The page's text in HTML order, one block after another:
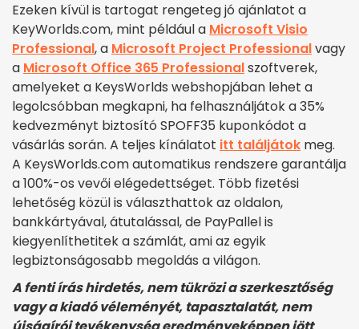
Ezeken kívül is tartogat rengeteg jó ajánlatot a
KeyWorlds.com, mint például a Microsoft Visio
Professional, a Microsoft Project Professionalvagy
a Microsoft Office 365 Professionalszoftverek,
amelyeket a KeysWorlds webshopjában lehet a
legolcsóbban megkapni, ha felhasználjátok a 35%
kedvezményt biztosító SPOFF35 kuponkódot a
vásárlás során. A teljes kínálatot itt találjátok meg.
A KeysWorlds.com automatikus rendszere garantálja
a 100%-os vevői elégedettséget. Több fizetési
lehetőség közül is választhattok az oldalon,
bankkártyával, átutalással, de PayPallel is
kiegyenlíthetitek a számlát, ami az egyik
legbiztonságosabb megoldás a világon.
A fenti írás hirdetés, nem tükrözi a szerkesztőség
vagy a kiadó véleményét, tapasztalatát, nem